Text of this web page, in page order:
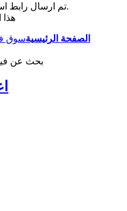
تم ارسال رابط استعادة كلمة المرور الى بريدك بنجاح.
هذا
الصفحة الرئيسية
بحث عن